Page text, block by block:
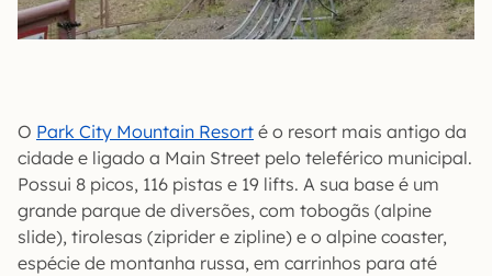
O Park City Mountain Resort é o resort mais antigo da
cidade e ligado a Main Street pelo teleférico municipal.
Possui 8 picos, 116 pistas e 19 lifts. A sua base é um
grande parque de diversões, com tobogãs (alpine
slide), tirolesas (ziprider e zipline) e o alpine coaster,
espécie de montanha russa, em carrinhos para até